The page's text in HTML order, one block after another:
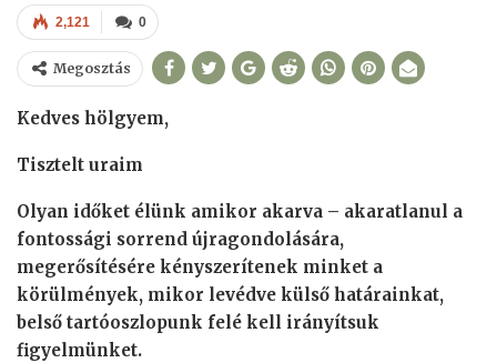
0
2,121
Megosztás
Kedves hölgyem,
Tisztelt uraim
Olyan időket élünk amikor akarva – akaratlanul a
fontossági sorrend újragondolására,
megerősítésére kényszerítenek minket a
körülmények, mikor levédve külső határainkat,
belső tartóoszlopunk felé kell irányítsuk
figyelmünket.